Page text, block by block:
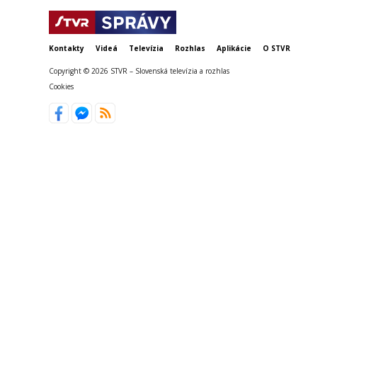
Kontakty Videá Televízia Rozhlas Aplikácie O STVR
Copyright © 2026 STVR – Slovenská televízia a rozhlas
Cookies